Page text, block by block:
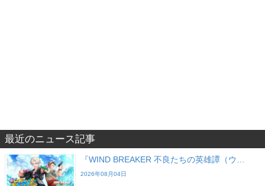
最近のニュース記事
『WIND BREAKER 不良たちの英雄譚（ウ…
2026年08月04日